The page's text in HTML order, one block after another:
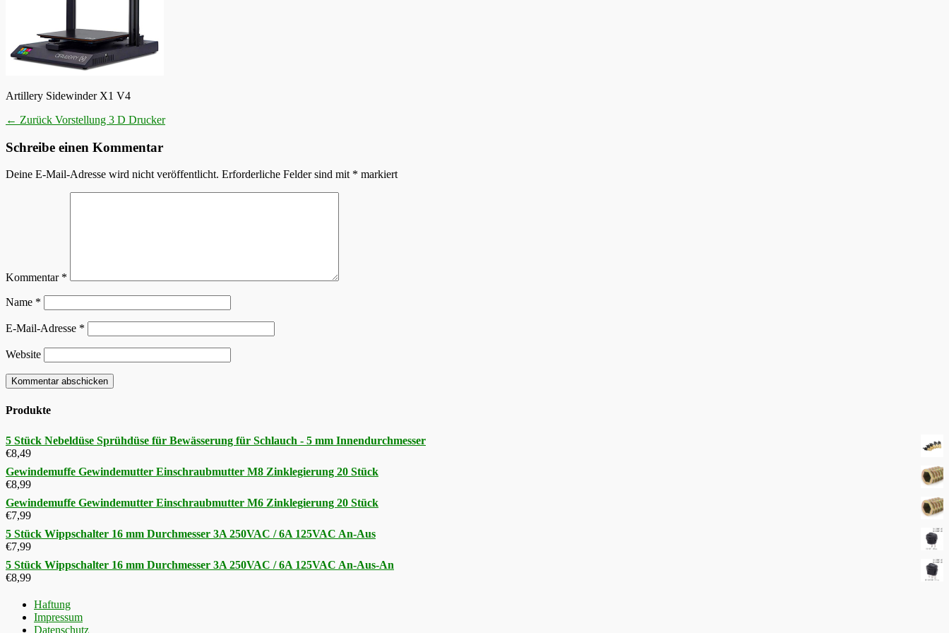
Artillery Sidewinder X1 V4
Beitragsnavigation
← Zurück Vorheriger
Vorstellung 3 D Drucker
Schreibe einen Kommentar
Deine E-Mail-Adresse wird nicht veröffentlicht. Erforderliche Felder sind mit * markiert
Kommentar *
Name *
E-Mail-Adresse *
Website
Produkte
5 Stück Nebeldüse Sprühdüse für Bewässerung für Schlauch - 5 mm Innendurchmesser
€8,49
Gewindemuffe Gewindemutter Einschraubmutter M8 Zinklegierung 20 Stück
€8,99
Gewindemuffe Gewindemutter Einschraubmutter M6 Zinklegierung 20 Stück
€7,99
5 Stück Wippschalter 16 mm Durchmesser 3A 250VAC / 6A 125VAC An-Aus
€7,99
5 Stück Wippschalter 16 mm Durchmesser 3A 250VAC / 6A 125VAC An-Aus-An
€8,99
Haftung
Impressum
Datenschutz